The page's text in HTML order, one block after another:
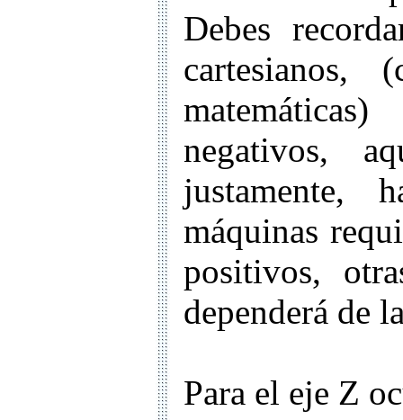
Debes
negativos,
justamente,
máquinas
positivos,
dependerá de
Para el eje Z